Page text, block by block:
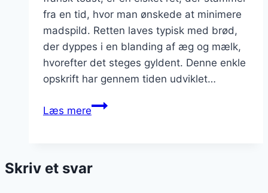
fra en tid, hvor man ønskede at minimere
madspild. Retten laves typisk med brød,
der dyppes i en blanding af æg og mælk,
hvorefter det steges gyldent. Denne enkle
opskrift har gennem tiden udviklet…
Læs mereArmen
og
Skriv et svar